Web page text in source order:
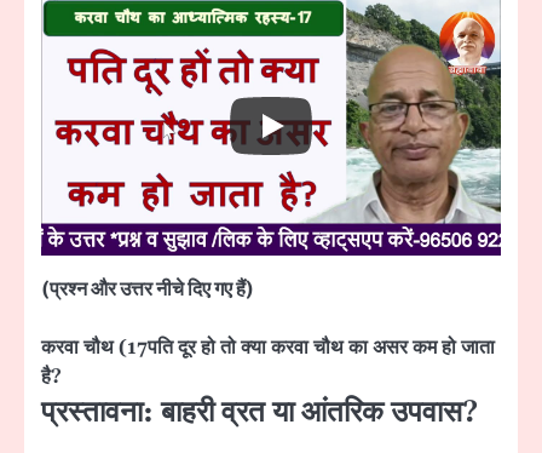
(प्रश्न और उत्तर नीचे दिए गए हैं)
करवा चौथ (17पति दूर हो तो क्या करवा चौथ का असर कम हो जाता
है?
प्रस्तावना: बाहरी व्रत या आंतरिक उपवास?